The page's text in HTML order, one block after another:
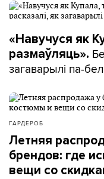
«Навучуся як
размаўляць».
загаварылі па-
ГАРДЕРОБ
Летняя
брендов: где
вещи со